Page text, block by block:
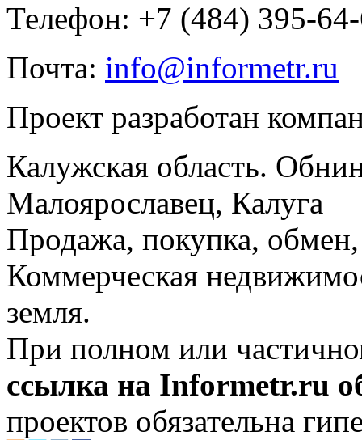
Телефон: +7 (484) 395-
Почта: info@informetr.ru
Проект разработан
Калужская область.
Малоярославец, Калуга
Продажа, покупка, обмен,
Коммерческая
земля.
При полном или
ссылка на Informetr.ru
проектов обязательна